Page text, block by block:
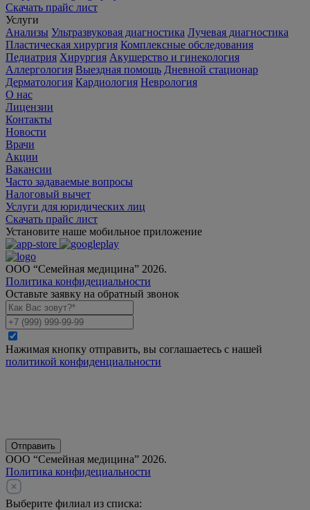
Скачать прайс лист
Услуги
Анализы Ультразвуковая диагностика Лучевая диагностика
Пластическая хирургия Комплексные обследования
Педиатрия Хирургия Акушерство и гинекология
Аллергология Выездная помощь Дневной стационар
Дерматология Кардиология Неврология
О нас
Лицензии
Контакты
Новости
Врачи
Акции
Вакансии
Часто задаваемые вопросы
Налоговый вычет
Услуги для юридических лиц
Скачать прайс лист
Установите наше мобильное приложение
ООО “Семейная медицина” 2026.
Политика конфидециальности
Оставьте заявку на обратный звонок
Нажимая кнопку отправить, вы соглашаетесь с нашей
политикой конфиденциальности
Отправить
ООО “Семейная медицина” 2026.
Политика конфидециальности
Выберите филиал из списка: